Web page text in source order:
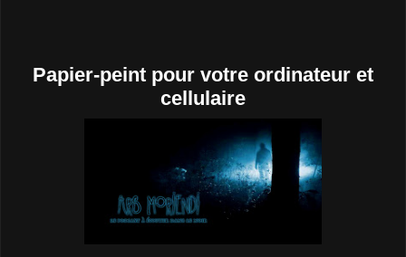
Papier-peint pour votre ordinateur et
cellulaire